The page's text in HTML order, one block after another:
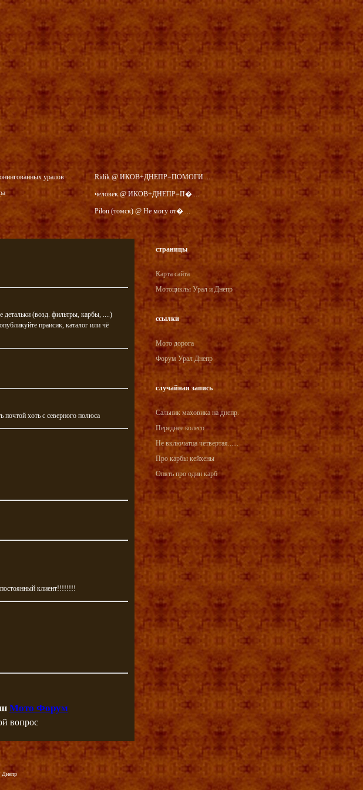
уралов
Ridik @ ИКОВ+ДНЕПР=ПОМОГИ ...
человек @ ИКОВ+ДНЕПР=П� ...
Pilon (томск) @ Не могу от� ...
детальки (возд. фильтры, карбы, ....)
праисик, каталог или чё
почтой хоть с северного полюса
постоянный клиент!!!!!!!!
Мото Форум
вопрос
страницы
Карта сайта
Мотоциклы Урал и Днепр
ссылки
Мото дорога
Форум Урал Днепр
случайная запись
Сальник маховика на днепр.
Переднее колесо
Не включатца четвертая......
Про карбы кейхены
Опять про один карб